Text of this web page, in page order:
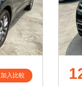
加入比較